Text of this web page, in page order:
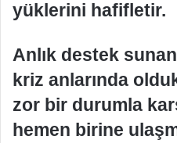
yüklerini hafifletir.
Anlık destek
kriz anlarında
zor bir durumla
hemen birine